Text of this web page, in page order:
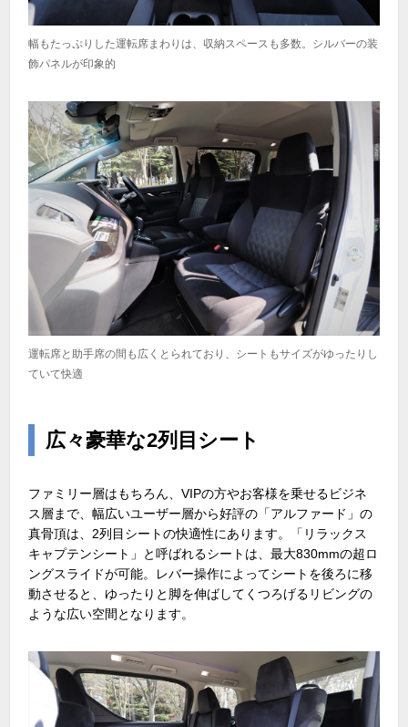
幅もたっぷりした運転席まわりは、収納スペースも多数。シルバーの装
飾パネルが印象的
運転席と助手席の間も広くとられており、シートもサイズがゆったりし
ていて快適
広々豪華な2列目シート
ファミリー層はもちろん、VIPの方やお客様を乗せるビジネ
ス層まで、幅広いユーザー層から好評の「アルファード」の
真骨頂は、2列目シートの快適性にあります。「リラックス
キャプテンシート」と呼ばれるシートは、最大830mmの超ロ
ングスライドが可能。レバー操作によってシートを後ろに移
動させると、ゆったりと脚を伸ばしてくつろげるリビングの
ような広い空間となります。